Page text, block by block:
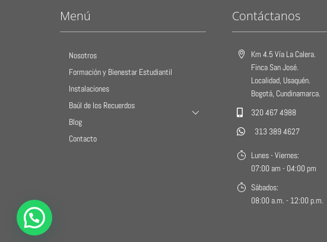
Menú
Nosotros
Formación y Bienestar Estudiantil
Instalaciones
Baúl de los Recuerdos
Blog
Contacto
Contáctanos
Km 4.5 Vía La Calera.
Finca San José.
Localidad, Usaquén.
Bogotá, Cundinamarca.
320 467 4988
313 389 4627
Lunes - Viernes:
07:00 am - 04:00 pm
Sábados:
08:00 a.m. - 12:00 p.m.